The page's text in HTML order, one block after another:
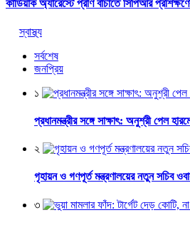
কার্ডিয়াক অ্যারেস্টে প্রাণ বাঁচাতে সিপিআর
স্বাস্থ্য
সর্বশেষ
জনপ্রিয়
১
প্রধানমন্ত্রীর সঙ্গে সাক্ষাৎ: অনুশ্রী পেল
২
গৃহায়ন ও গণপূর্ত মন্ত্রণালয়ের নতুন সচিব
৩